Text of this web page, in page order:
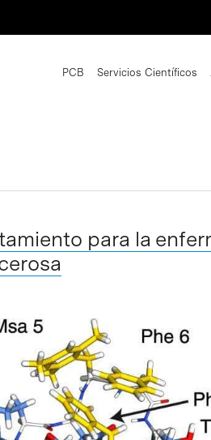
PCB Servicios Científicos
para la